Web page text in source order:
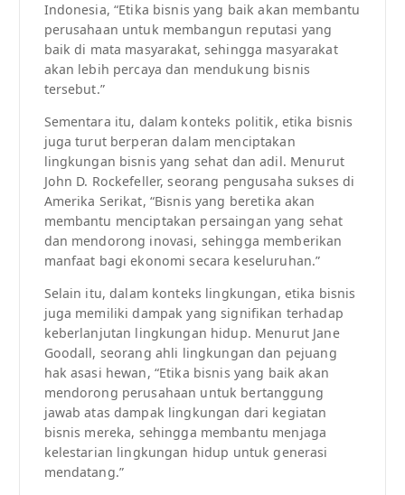
Indonesia, “Etika bisnis yang baik akan membantu
perusahaan untuk membangun reputasi yang
baik di mata masyarakat, sehingga masyarakat
akan lebih percaya dan mendukung bisnis
tersebut.”
Sementara itu, dalam konteks politik, etika bisnis
juga turut berperan dalam menciptakan
lingkungan bisnis yang sehat dan adil. Menurut
John D. Rockefeller, seorang pengusaha sukses di
Amerika Serikat, “Bisnis yang beretika akan
membantu menciptakan persaingan yang sehat
dan mendorong inovasi, sehingga memberikan
manfaat bagi ekonomi secara keseluruhan.”
Selain itu, dalam konteks lingkungan, etika bisnis
juga memiliki dampak yang signifikan terhadap
keberlanjutan lingkungan hidup. Menurut Jane
Goodall, seorang ahli lingkungan dan pejuang
hak asasi hewan, “Etika bisnis yang baik akan
mendorong perusahaan untuk bertanggung
jawab atas dampak lingkungan dari kegiatan
bisnis mereka, sehingga membantu menjaga
kelestarian lingkungan hidup untuk generasi
mendatang.”